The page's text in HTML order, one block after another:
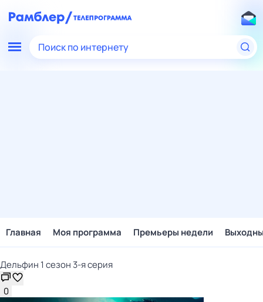
Поиск по интернету
Главная Моя программа Премьеры недели
Дельфин 1 сезон 3-я серия
0